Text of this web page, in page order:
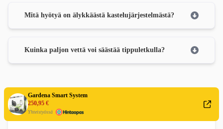
Gardena Smart System
250,95 €
Yhteistyössä
Mitä hyötyä on älykkäästä kastelujärjestelmästä?
Kuinka paljon vettä voi säästää tippuletkulla?